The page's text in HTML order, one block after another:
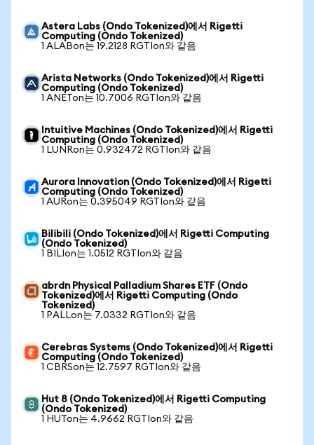
Astera Labs (Ondo Tokenized)에서 Rigetti
Computing (Ondo Tokenized)
1 ALABon는 19.2128 RGTIon와 같음
Arista Networks (Ondo Tokenized)에서 Rigetti
Computing (Ondo Tokenized)
1 ANETon는 10.7006 RGTIon와 같음
Intuitive Machines (Ondo Tokenized)에서 Rigetti
Computing (Ondo Tokenized)
1 LUNRon는 0.932472 RGTIon와 같음
Aurora Innovation (Ondo Tokenized)에서 Rigetti
Computing (Ondo Tokenized)
1 AURon는 0.395049 RGTIon와 같음
Bilibili (Ondo Tokenized)에서 Rigetti Computing
(Ondo Tokenized)
1 BILIon는 1.0512 RGTIon와 같음
abrdn Physical Palladium Shares ETF (Ondo
Tokenized)에서 Rigetti Computing (Ondo
Tokenized)
1 PALLon는 7.0332 RGTIon와 같음
Cerebras Systems (Ondo Tokenized)에서 Rigetti
Computing (Ondo Tokenized)
1 CBRSon는 12.7597 RGTIon와 같음
Hut 8 (Ondo Tokenized)에서 Rigetti Computing
(Ondo Tokenized)
1 HUTon는 4.9662 RGTIon와 같음